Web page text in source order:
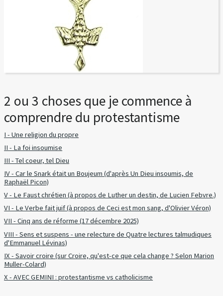
2 ou 3 choses que je commence à
comprendre du protestantisme
I - Une religion du propre
II - La foi insoumise
III - Tel coeur, tel Dieu
IV - Car le Snark était un Boujeum (d'après Un Dieu insoumis, de
Raphaël Picon)
V - Le Faust chrétien (à propos de Luther un destin, de Lucien Febvre.)
VI - Le Verbe fait juif (à propos de Ceci est mon sang, d'Olivier Véron)
VII - Cinq ans de réforme (17 décembre 2025)
VIII - Sens et suspens - une relecture de Quatre lectures talmudiques
d'Emmanuel Lévinas)
IX - Savoir croire (sur Croire, qu'est-ce que cela change ? Selon Marion
Muller-Colard)
X - AVEC GEMINI : protestantisme vs catholicisme